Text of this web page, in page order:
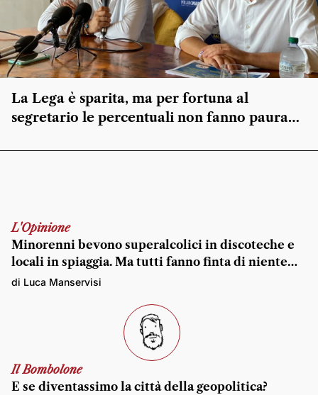
La Lega è sparita, ma per fortuna al
segretario le percentuali non fanno paura…
L'Opinione
Minorenni bevono superalcolici in discoteche e
locali in spiaggia. Ma tutti fanno finta di niente…
di Luca Manservisi
Il Bombolone
E se diventassimo la città della geopolitica?